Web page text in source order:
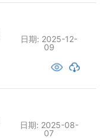
日期: 2025-12-
09
日期: 2025-08-
07